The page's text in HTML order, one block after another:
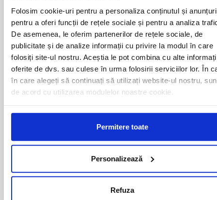
Folosim cookie-uri pentru a personaliza conținutul și
pentru a oferi funcții de rețele sociale și pentru a analiza
De asemenea, le oferim partenerilor de rețele sociale, de
publicitate și de analize informații cu privire la modul în care
folosiți site-ul nostru. Aceștia le pot combina cu alte
oferite de dvs. sau culese în urma folosirii serviciilor lor. În
în care alegeți să continuați să utilizați website-ul nostru,
de acord cu utilizarea modulelor noastre cookie.
Permitere toate
Personalizează
Refuza
ALEXANDRIA
ARAD
BACAU
BAIA MARE
BAILE HERCULANE
BAILESTI
BALS-IS
BALS-OT
BARCA
BECHET
BISTRITA
BRAILA
MOINESTI
MOTCA
NUSFALAU
OLTENITA
ONESTI
ORADEA
ORSOVA
PASCANI
PERICEI
PETROSANI
PIATRA NEAMT
PITESTI
PLOIESTI
POIANA MARE
RAST